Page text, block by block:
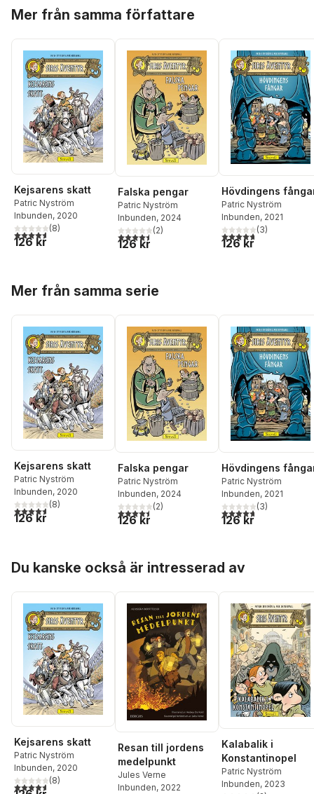
Mer från samma författare
Kejsarens skatt
Patric Nyström
Inbunden, 2020
4,6utav 5 stjärnor. Totalt antal röster:
(8)
126 kr
Falska pengar
Patric Nyström
Inbunden, 2024
4,5utav 5 stjärnor. Totalt antal röster:
(2)
126 kr
Hövdingens
Patric Nyström
Inbunden, 2021
4,7utav 5 stjärnor.
(3)
126 kr
Mer från samma serie
Kejsarens skatt
Patric Nyström
Inbunden, 2020
4,6utav 5 stjärnor. Totalt antal röster:
(8)
126 kr
Falska pengar
Patric Nyström
Inbunden, 2024
4,5utav 5 stjärnor. Totalt antal röster:
(2)
126 kr
Hövdingens
Patric Nyström
Inbunden, 2021
4,7utav 5 stjärnor.
(3)
126 kr
Du kanske också är intresserad av
Kejsarens skatt
Patric Nyström
Inbunden, 2020
4,6utav 5 stjärnor. Totalt antal röster:
(8)
Resan till jordens
medelpunkt
Jules Verne
Inbunden, 2022
Kalabalik i
Konstantinopel
Patric Nyström
Inbunden, 2023